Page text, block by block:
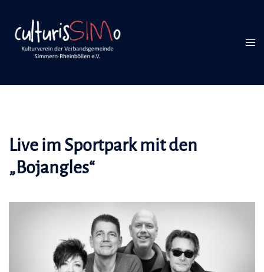
springen
Live im Sportpark mit den
„Bojangles“